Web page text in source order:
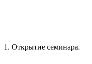
1. Открытие семинара.